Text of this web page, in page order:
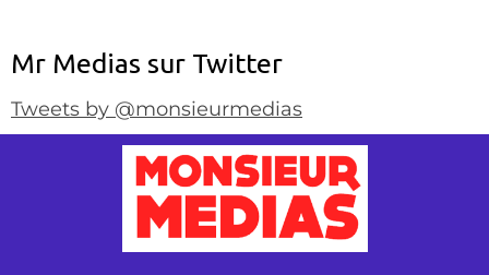
Mr Medias sur Twitter
Tweets by @monsieurmedias